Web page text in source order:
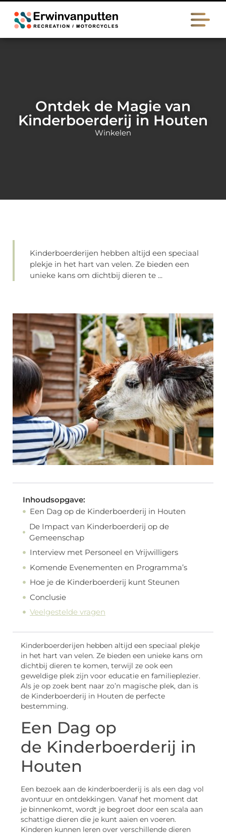
Ontdek de Magie van
Kinderboerderij in Houten
Winkelen
Kinderboerderijen hebben altijd een speciaal
plekje in het hart van velen. Ze bieden een
unieke kans om dichtbij dieren te ...
Inhoudsopgave:
Een Dag op de Kinderboerderij in Houten
De Impact van Kinderboerderij op de
Gemeenschap
Interview met Personeel en Vrijwilligers
Komende Evenementen en Programma’s
Hoe je de Kinderboerderij kunt Steunen
Conclusie
Veelgestelde vragen
Kinderboerderijen hebben altijd een speciaal plekje
in het hart van velen. Ze bieden een unieke kans om
dichtbij dieren te komen, terwijl ze ook een
geweldige plek zijn voor educatie en familieplezier.
Als je op zoek bent naar zo’n magische plek, dan is
de Kinderboerderij in Houten de perfecte
bestemming.
Een Dag op
de Kinderboerderij in
Houten
Een bezoek aan de kinderboerderij is als een dag vol
avontuur en ontdekkingen. Vanaf het moment dat
je binnenkomt, wordt je begroet door een scala aan
schattige dieren die je kunt aaien en voeren.
Kinderen kunnen leren over verschillende dieren